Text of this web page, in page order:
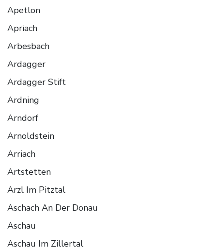
Apetlon
Apriach
Arbesbach
Ardagger
Ardagger Stift
Ardning
Arndorf
Arnoldstein
Arriach
Artstetten
Arzl Im Pitztal
Aschach An Der Donau
Aschau
Aschau Im Zillertal